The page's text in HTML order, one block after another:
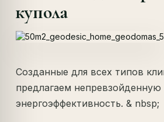
купола
Созданные для всех типов
предлагаем непревзойденную
энергоэффективность. & nbsp;